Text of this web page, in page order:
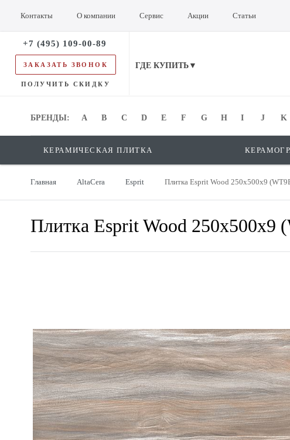
Контакты О компании Сервис Акции Статьи
+7 (495) 109-00-89
ЗАКАЗАТЬ ЗВОНОК
ПОЛУЧИТЬ СКИДКУ
ГДЕ КУПИТЬ▼
БРЕНДЫ: A B C D E F G H I J K
БРЕНДЫ:
КЕРАМИЧЕСКАЯ ПЛИТКА
Главная AltaCera Esprit Плитка Esprit Wood 250x500x9
Плитка Esprit Wood 250x500x9